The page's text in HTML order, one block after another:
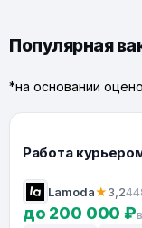
Популярная
*на основании
Работа
Lamoda★3,2
до 200 000 ₽